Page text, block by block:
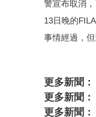
警宣布取消
13日晚的
事情經過，
更多新聞：
更多新聞：
更多新聞：